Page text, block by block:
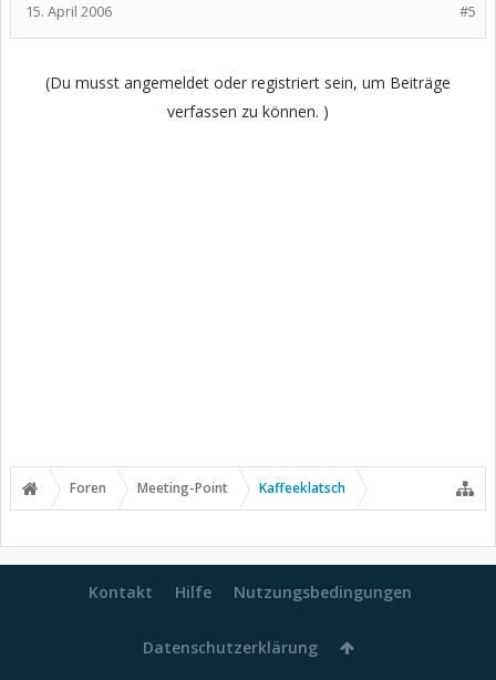
#5
15. April 2006
(Du musst angemeldet oder registriert sein, um Beiträge
verfassen zu können. )
Foren Meeting-Point Kaffeeklatsch
Kontakt Hilfe Nutzungsbedingungen
Datenschutzerklärung